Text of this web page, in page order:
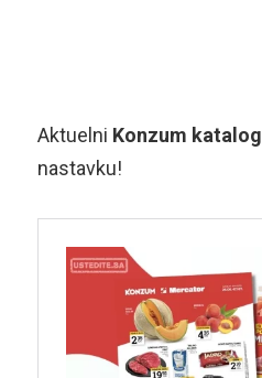
Aktuelni Konzum katalog
nastavku!